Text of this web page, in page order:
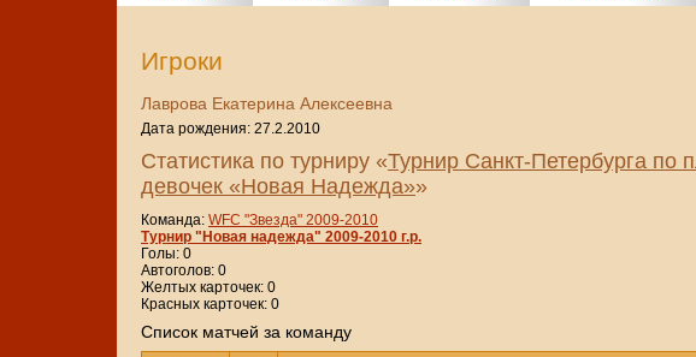
Игроки
Лаврова Екатерина Алексеевна
Дата рождения: 27.2.2010
Статистика по турниру «Турнир Санкт-Петербурга по
девочек «Новая Надежда»»
Команда: WFC "Звезда" 2009-2010
Турнир "Новая надежда" 2009-2010 г.р.
Голы: 0
Автоголов: 0
Желтых карточек: 0
Красных карточек: 0
Cписок матчей за команду